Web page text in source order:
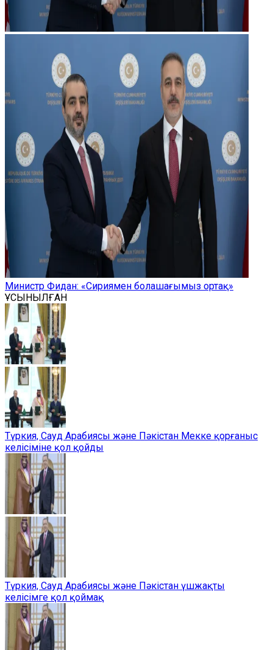
Министр Фидан: «Сириямен болашағымыз ортақ»
ҰСЫНЫЛҒАН
Түркия, Сауд Арабиясы және Пәкістан Мекке қорғаныс
келісіміне қол қойды
Түркия, Сауд Арабиясы және Пәкістан үшжақты
келісімге қол қоймақ